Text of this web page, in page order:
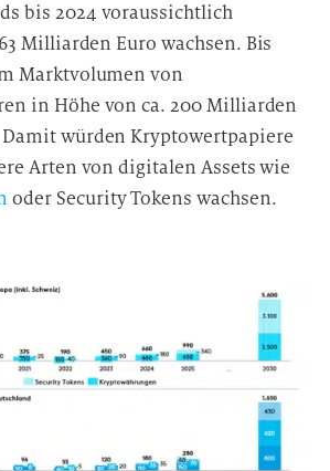
bis 2024 voraussichtlich
Milliarden Euro wachsen. Bis
Marktvolumen von
in Höhe von ca. 200 Milliarden
Damit würden Kryptowertpapiere
Arten von digitalen Assets wie
oder Security Tokens wachsen.